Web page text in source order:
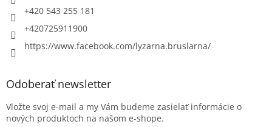
+420 543 255 181
+420725911900
https://www.facebook.com/lyzarna.bruslarna/
Odoberať newsletter
Vložte svoj e-mail a my Vám budeme zasielať informácie o
nových produktoch na našom e-shope.